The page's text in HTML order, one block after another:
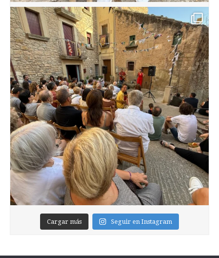
Cargar más Seguir en Instagram